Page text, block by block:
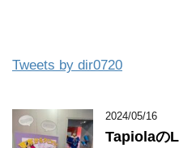
Tweets by dir0720
2024/05/16
Tapiolaの